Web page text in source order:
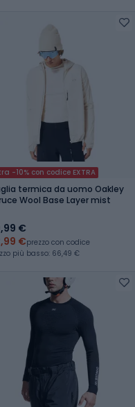
-10% con codice EXTRA
termica da uomo Oakley
Wool Base Layer mist
€
€prezzo con codice
più basso: 66,49 €